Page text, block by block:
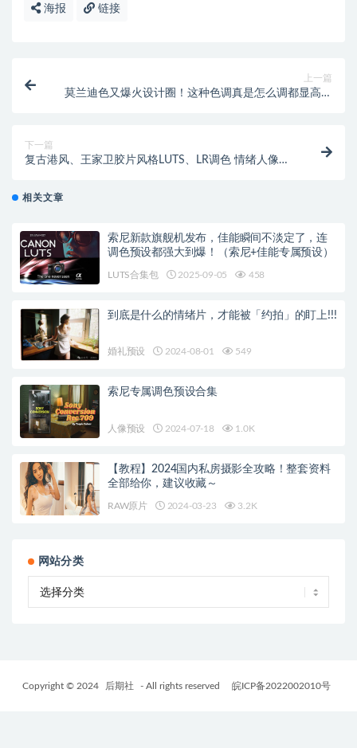
海报 链接
上一篇
莫兰迪色又爆火设计圈！这种色调真是怎么调都显高级
下一篇
复古港风、王家卫胶片风格LUTS、LR调色 情绪人像视
相关文章
索尼新款旗舰机发布，佳能瞬间不淡定了，连
调色预设都强大到爆！（索尼+佳能专属预设）
LUTS合集包 2025-09-05 458
到底是什么的情绪片，才能被「约拍」的盯上!!!
婚礼预设 2024-08-01 549
索尼专属调色预设合集
人像预设 2024-07-18 1.0K
【教程】2024国内私房摄影全攻略！整套资料
全部给你，建议收藏～
RAW原片 2024-03-23 3.2K
网站分类
Copyright © 2024 后期社 - All rights reserved 皖ICP备2022002010号